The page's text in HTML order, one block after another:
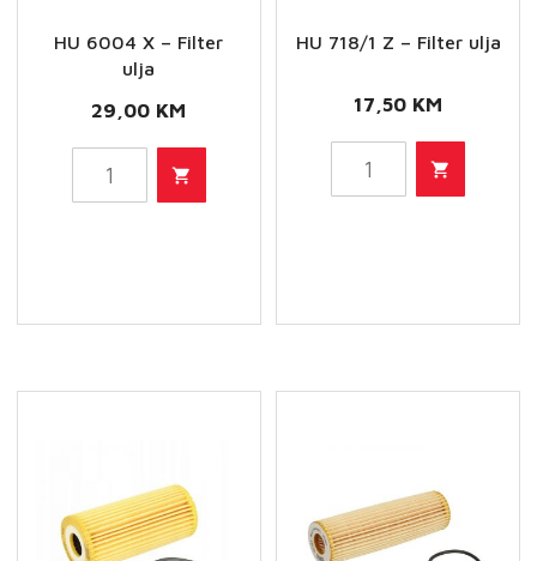
HU 6004 X – Filter
ulja
29,00 KM
6004
Filter
količina
HU 718/1 Z – Filter ulja
17,50 KM
718/1
količina